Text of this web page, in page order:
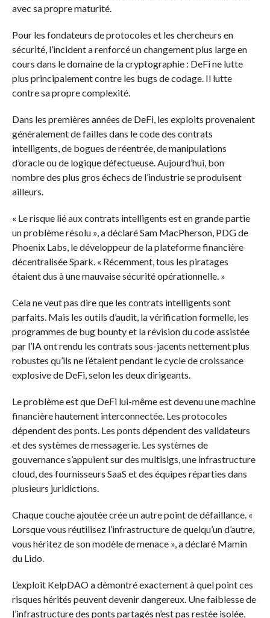
avec sa propre maturité.
Pour les fondateurs de protocoles et les chercheurs en
sécurité, l’incident a renforcé un changement plus large en
cours dans le domaine de la cryptographie : DeFi ne lutte
plus principalement contre les bugs de codage. Il lutte
contre sa propre complexité.
Dans les premières années de DeFi, les exploits provenaient
généralement de failles dans le code des contrats
intelligents, de bogues de réentrée, de manipulations
d’oracle ou de logique défectueuse. Aujourd’hui, bon
nombre des plus gros échecs de l’industrie se produisent
ailleurs.
« Le risque lié aux contrats intelligents est en grande partie
un problème résolu », a déclaré Sam MacPherson, PDG de
Phoenix Labs, le développeur de la plateforme financière
décentralisée Spark. « Récemment, tous les piratages
étaient dus à une mauvaise sécurité opérationnelle. »
Cela ne veut pas dire que les contrats intelligents sont
parfaits. Mais les outils d’audit, la vérification formelle, les
programmes de bug bounty et la révision du code assistée
par l’IA ont rendu les contrats sous-jacents nettement plus
robustes qu’ils ne l’étaient pendant le cycle de croissance
explosive de DeFi, selon les deux dirigeants.
Le problème est que DeFi lui-même est devenu une machine
financière hautement interconnectée. Les protocoles
dépendent des ponts. Les ponts dépendent des validateurs
et des systèmes de messagerie. Les systèmes de
gouvernance s’appuient sur des multisigs, une infrastructure
cloud, des fournisseurs SaaS et des équipes réparties dans
plusieurs juridictions.
Chaque couche ajoutée crée un autre point de défaillance. «
Lorsque vous réutilisez l’infrastructure de quelqu’un d’autre,
vous héritez de son modèle de menace », a déclaré Mamin
du Lido.
L’exploit KelpDAO a démontré exactement à quel point ces
risques hérités peuvent devenir dangereux. Une faiblesse de
l’infrastructure des ponts partagés n’est pas restée isolée,